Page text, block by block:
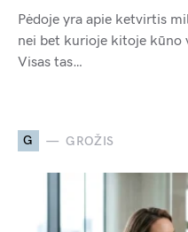
Pėdoje yra apie ketvirtis
nei bet kurioje kitoje kūno
Visas tas…
G GROŽIS